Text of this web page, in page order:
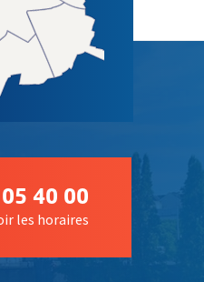
40 00
les horaires